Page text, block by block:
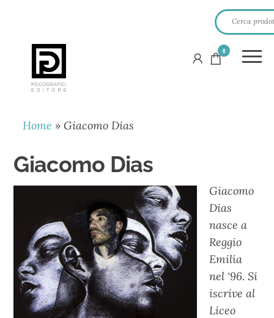
PSICOGRAFICI
EDITORE
0
Home » Giacomo Dias
Giacomo Dias
Giacomo
Dias
nasce a
Reggio
Emilia
nel ‘96. Si
iscrive al
Liceo